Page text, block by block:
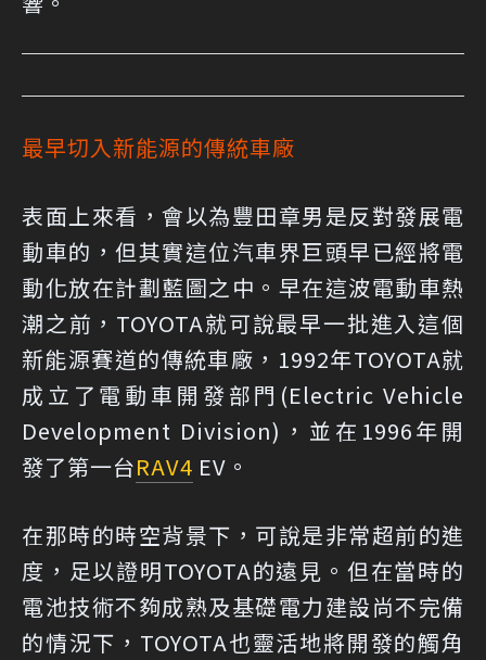
最早切入新能源的傳統車廠
表面上來看，會以為豐田章男是反對發展電
動車的，但其實這位汽車界巨頭早已經將電
動化放在計劃藍圖之中。早在這波電動車熱
潮之前，TOYOTA就可說最早一批進入這個
新能源賽道的傳統車廠，1992年TOYOTA就
成立了電動車開發部門(Electric Vehicle
Development Division)，並在1996年開
發了第一台RAV4 EV。
在那時的時空背景下，可說是非常超前的進
度，足以證明TOYOTA的遠見。但在當時的
電池技術不夠成熟及基礎電力建設尚不完備
的情況下，TOYOTA也靈活地將開發的觸角